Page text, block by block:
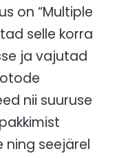
on “Multiple
selle korra
ja vajutad
nii suuruse
ning seejärel